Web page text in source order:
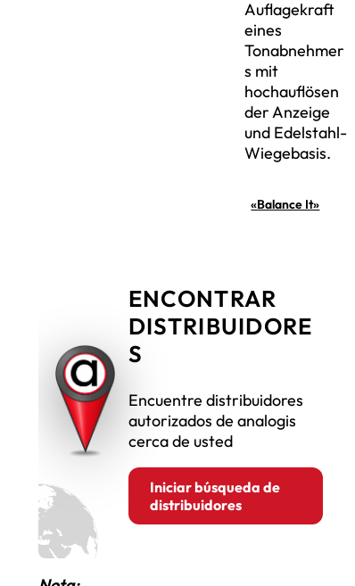
«Balance It»
ENCONTRAR
DISTRIBUIDORE
S
Encuentre distribuidores
autorizados de analogis
cerca de usted
Iniciar búsqueda de
distribuidores